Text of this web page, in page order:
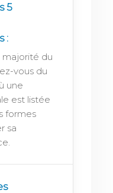
5
:
majorité du
vous du
une
est listée
formes
sa